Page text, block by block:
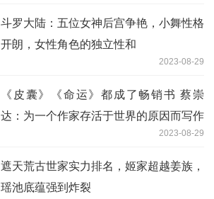
斗罗大陆：五位女神后宫争艳，小舞性格
开朗，女性角色的独立性和
2023-08-29
《皮囊》《命运》都成了畅销书 蔡崇
达：为一个作家存活于世界的原因而写作
2023-08-29
遮天荒古世家实力排名，姬家超越姜族，
瑶池底蕴强到炸裂